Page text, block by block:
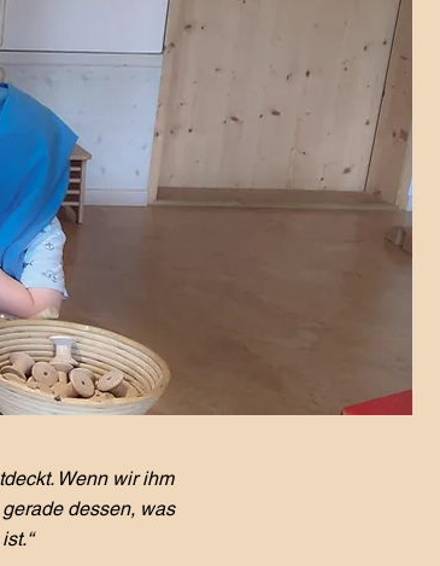
Wenn wir ihm
dessen, was